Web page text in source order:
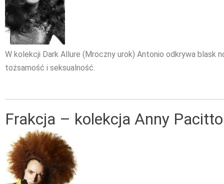
W kolekcji Dark Allure (Mroczny urok) Antonio odkrywa blask
tożsamość i seksualność.
Frakcja – kolekcja Anny Pacitto